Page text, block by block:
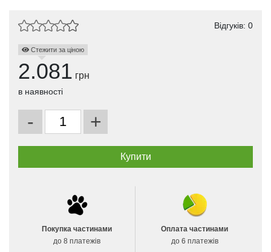
Відгуків: 0
Стежити за ціною
2.081 грн
в наявності
- +
Покупка частинами
до 8 платежів
Оплата частинами
до 6 платежів